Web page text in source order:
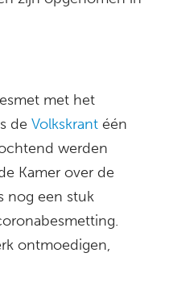
met het
de Volkskrant één
werden
Kamer over de
nog een stuk
ontmoedigen,